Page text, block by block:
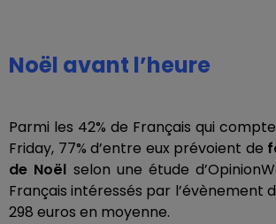
Noël avant l’heure
Parmi les 42% de Français qui
Friday, 77% d’entre eux prévoient de
de Noël selon une étude
Français intéressés par l’évènement
298 euros en moyenne.